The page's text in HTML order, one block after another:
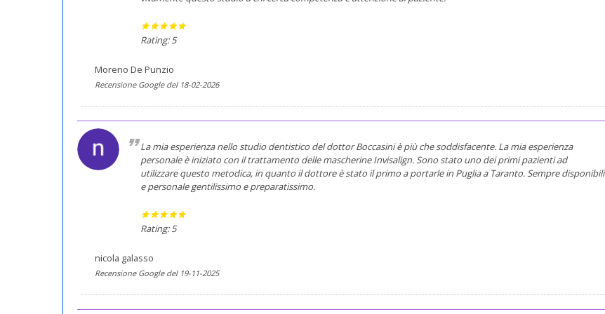
Rating: 5
Moreno De Punzio
Recensione Google del 18-02-2026
La mia esperienza nello studio dentistico del dottor Boccasini è più che soddisfacente. La mia esperienza
personale è iniziato con il trattamento delle mascherine Invisalign. Sono stato uno dei primi pazienti ad
utilizzare questo metodica, in quanto il dottore è stato il primo a portarle in Puglia a Taranto. Sempre disponibili
e personale gentilissimo e preparatissimo.
Rating: 5
nicola galasso
Recensione Google del 19-11-2025